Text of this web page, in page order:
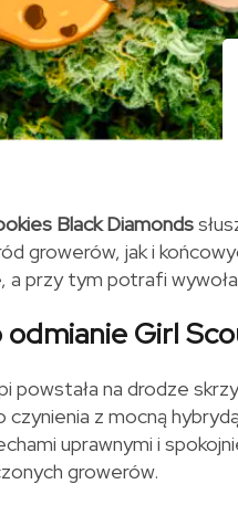
Black Diamonds
growerów, jak i
a przy tym potrafi
Girl
powstała na drodze
z mocną
uprawnymi i
growerów.